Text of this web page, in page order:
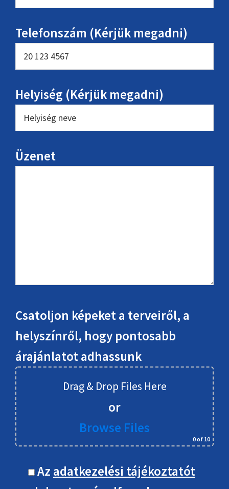
Telefonszám (Kérjük megadni)
Helyiség (Kérjük megadni)
Üzenet
Csatoljon képeket a terveiről, a
helyszínről, hogy pontosabb
árajánlatot adhassunk
Drag & Drop Files Here
or
Browse Files
0of 10
Az adatkezelési tájékoztatót